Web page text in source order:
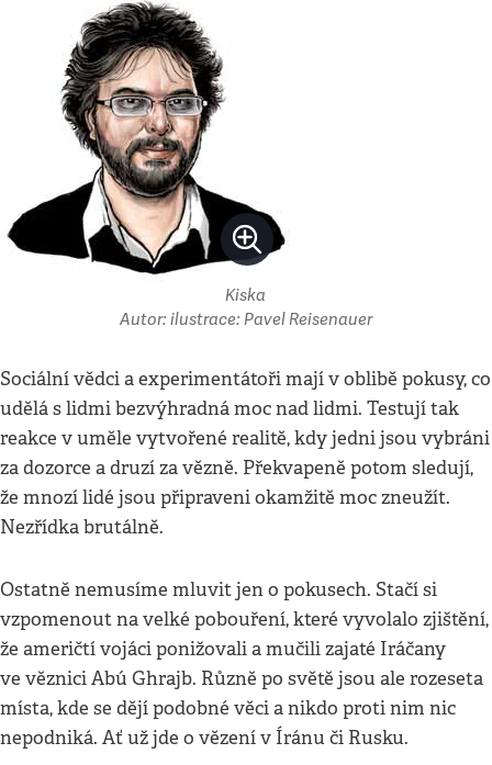
Kiska
Autor: ilustrace: Pavel Reisenauer
Sociální vědci a experimentátoři mají v oblibě pokusy, co
udělá s lidmi bezvýhradná moc nad lidmi. Testují tak
reakce v uměle vytvořené realitě, kdy jedni jsou vybráni
za dozorce a druzí za vězně. Překvapeně potom sledují,
že mnozí lidé jsou připraveni okamžitě moc zneužít.
Nezřídka brutálně.
Ostatně nemusíme mluvit jen o pokusech. Stačí si
vzpomenout na velké pobouření, které vyvolalo zjištění,
že američtí vojáci ponižovali a mučili zajaté Iráčany
ve věznici Abú Ghrajb. Různě po světě jsou ale rozeseta
místa, kde se dějí podobné věci a nikdo proti nim nic
nepodniká. Ať už jde o vězení v Íránu či Rusku.